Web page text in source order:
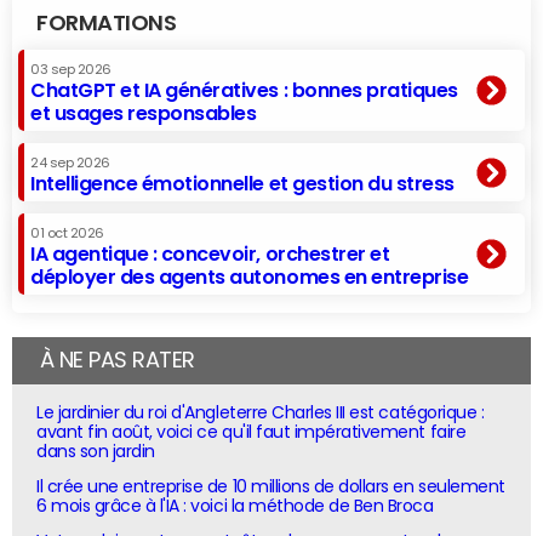
FORMATIONS
03 sep 2026
ChatGPT et IA génératives : bonnes pratiques
et usages responsables
24 sep 2026
Intelligence émotionnelle et gestion du stress
01 oct 2026
IA agentique : concevoir, orchestrer et
déployer des agents autonomes en entreprise
À NE PAS RATER
Le jardinier du roi d'Angleterre Charles III est catégorique :
avant fin août, voici ce qu'il faut impérativement faire
dans son jardin
Il crée une entreprise de 10 millions de dollars en seulement
6 mois grâce à l'IA : voici la méthode de Ben Broca